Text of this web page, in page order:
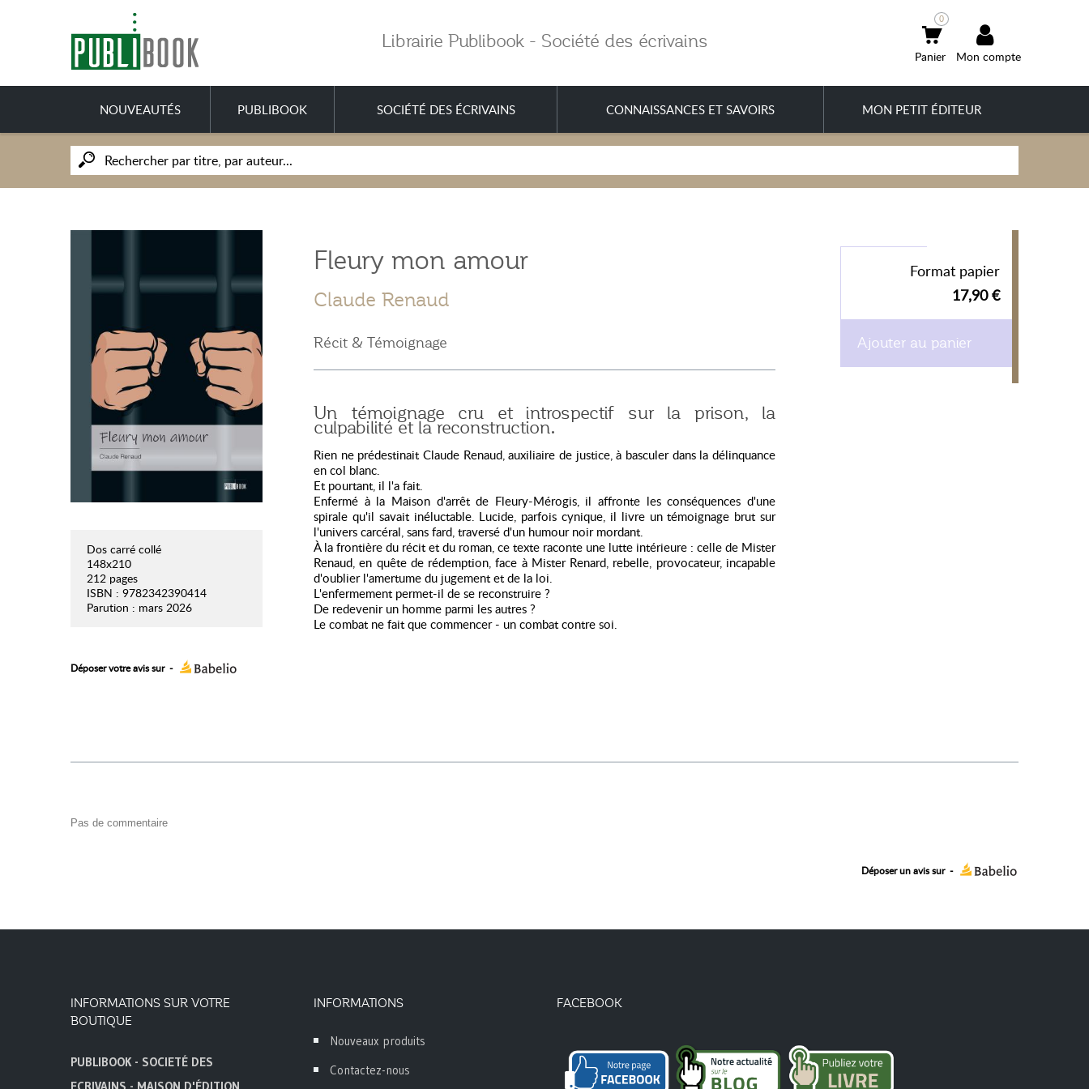
Librairie Publibook - Société des écrivains
Mon compte
0
NOUVEAUTÉS PUBLIBOOK SOCIÉTÉ DES ÉCRIVAINS CONNAISSANCES ET SAVOIRS MON PETIT ÉDITEUR
Dos carré collé
148x210
212 pages
ISBN : 9782342390414
Parution : mars 2026
Déposer votre avis sur -
Fleury mon amour
Claude Renaud
Récit & Témoignage
Un témoignage cru et introspectif sur la prison, la
culpabilité et la reconstruction.
Rien ne prédestinait Claude Renaud, auxiliaire de justice, à basculer dans la délinquance
en col blanc.
Et pourtant, il l'a fait.
Enfermé à la Maison d'arrêt de Fleury-Mérogis, il affronte les conséquences d'une
spirale qu'il savait inéluctable. Lucide, parfois cynique, il livre un témoignage brut sur
l'univers carcéral, sans fard, traversé d'un humour noir mordant.
À la frontière du récit et du roman, ce texte raconte une lutte intérieure : celle de Mister
Renaud, en quête de rédemption, face à Mister Renard, rebelle, provocateur, incapable
d'oublier l'amertume du jugement et de la loi.
L'enfermement permet-il de se reconstruire ?
De redevenir un homme parmi les autres ?
Le combat ne fait que commencer - un combat contre soi.
Format papier
17,90 €
Ajouter au panier
Pas de commentaire
Déposer un avis sur -
INFORMATIONS SUR VOTRE
BOUTIQUE
PUBLIBOOK - SOCIETÉ DES
INFORMATIONS
Nouveaux produits
Contactez-nous
FACEBOOK